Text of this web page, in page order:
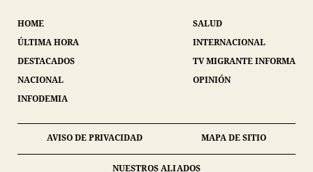
HOME
ÚLTIMA HORA
DESTACADOS
NACIONAL
INFODEMIA
SALUD
INTERNACIONAL
TV MIGRANTE INFORMA
OPINIÓN
AVISO DE PRIVACIDAD MAPA DE SITIO
NUESTROS ALIADOS